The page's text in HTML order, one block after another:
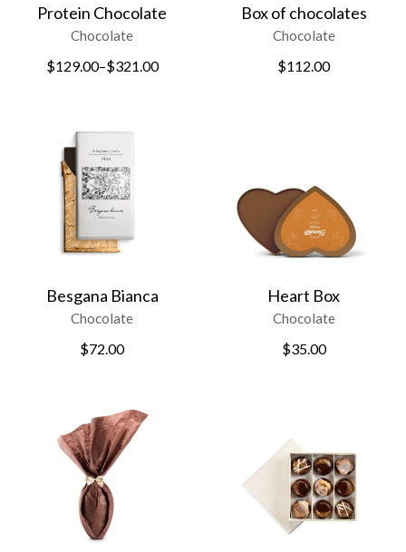
Protein Chocolate
Chocolate
$129.00–$321.00
Box of chocolates
Chocolate
$112.00
Besgana Bianca
Chocolate
$72.00
Heart Box
Chocolate
$35.00